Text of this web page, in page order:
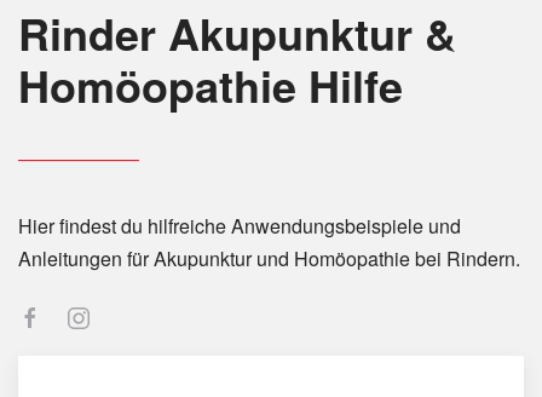
Rinder Akupunktur &
Homöopathie Hilfe
Hier findest du hilfreiche Anwendungsbeispiele und
Anleitungen für Akupunktur und Homöopathie bei Rindern.